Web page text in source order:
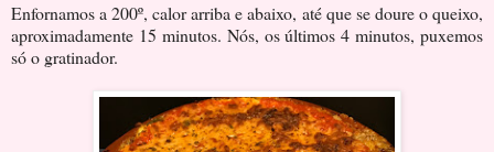
Enfornamos a 200º, calor arriba e abaixo, até que se doure o queixo,
aproximadamente 15 minutos. Nós, os últimos 4 minutos, puxemos
só o gratinador.